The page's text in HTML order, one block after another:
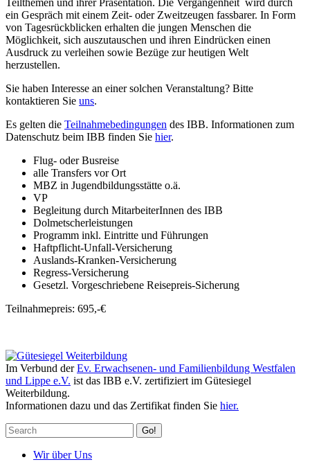
Teilthemen und ihrer Präsentation. Die Vergangenheit wird durch
ein Gespräch mit einem Zeit- oder Zweitzeugen fassbarer. In Form
von Tagesrückblicken erhalten die jungen Menschen die
Möglichkeit, sich auszutauschen und ihren Eindrücken einen
Ausdruck zu verleihen sowie Bezüge zur heutigen Welt
herzustellen.
Sie haben Interesse an einer solchen Veranstaltung? Bitte
kontaktieren Sie uns.
Es gelten die Teilnahmebedingungen des IBB. Informationen zum
Datenschutz beim IBB finden Sie hier.
Flug- oder Busreise
alle Transfers vor Ort
MBZ in Jugendbildungsstätte o.ä.
VP
Begleitung durch MitarbeiterInnen des IBB
Dolmetscherleistungen
Programm inkl. Eintritte und Führungen
Haftpflicht-Unfall-Versicherung
Auslands-Kranken-Versicherung
Regress-Versicherung
Gesetzl. Vorgeschriebene Reisepreis-Sicherung
Teilnahmepreis: 695,-€
Im Verbund derEv. Erwachsenen- und Familienbildung Westfalen
und Lippe e.V. ist das IBB e.V. zertifiziert im Gütesiegel
Weiterbildung.
Informationen dazu und das Zertifikat finden Sie hier.
Go!
Wir über Uns